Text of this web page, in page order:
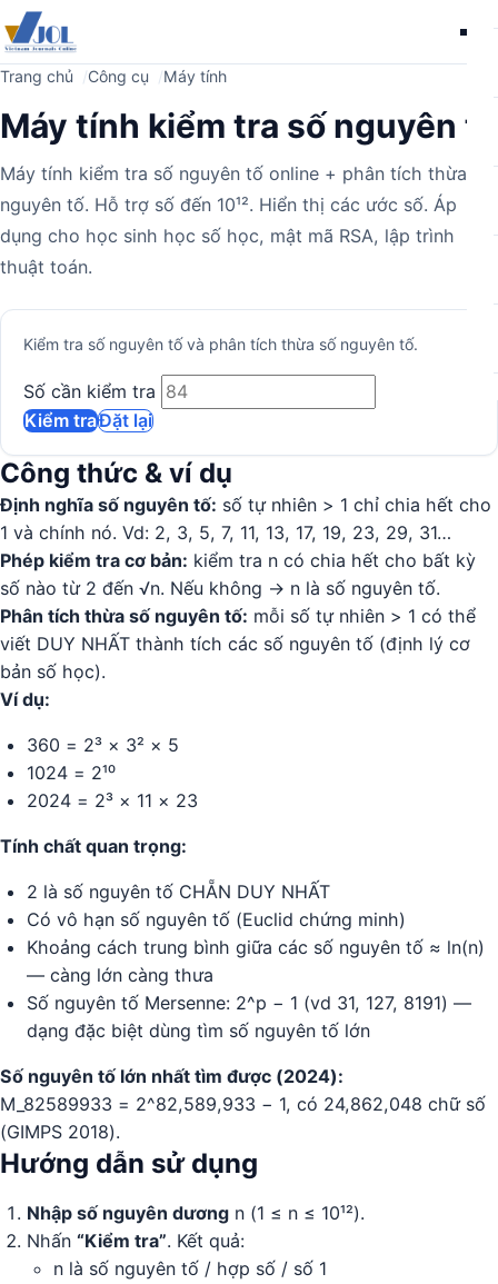
Trang chủ Công cụ Máy tính
Máy tính kiểm tra số nguyên tố
Máy tính kiểm tra số nguyên tố online + phân tích thừa số
nguyên tố. Hỗ trợ số đến 10¹². Hiển thị các ước số. Áp
dụng cho học sinh học số học, mật mã RSA, lập trình
thuật toán.
Máy
tính
Kiểm tra số nguyên tố và phân tích thừa số nguyên tố.
Số cần kiểm tra
Kiểm traĐặt lại
Công thức & ví dụ
Định nghĩa số nguyên tố: số tự nhiên > 1 chỉ chia hết cho
1 và chính nó. Vd: 2, 3, 5, 7, 11, 13, 17, 19, 23, 29, 31…
Phép kiểm tra cơ bản: kiểm tra n có chia hết cho bất kỳ
số nào từ 2 đến √n. Nếu không → n là số nguyên tố.
Phân tích thừa số nguyên tố: mỗi số tự nhiên > 1 có thể
viết DUY NHẤT thành tích các số nguyên tố (định lý cơ
bản số học).
Ví dụ:
360 = 2³ × 3² × 5
1024 = 2¹⁰
2024 = 2³ × 11 × 23
Tính chất quan trọng:
2 là số nguyên tố CHẴN DUY NHẤT
Có vô hạn số nguyên tố (Euclid chứng minh)
Khoảng cách trung bình giữa các số nguyên tố ≈ ln(n)
— càng lớn càng thưa
Số nguyên tố Mersenne: 2^p − 1 (vd 31, 127, 8191) —
dạng đặc biệt dùng tìm số nguyên tố lớn
Số nguyên tố lớn nhất tìm được (2024):
M_82589933 = 2^82,589,933 − 1, có 24,862,048 chữ số
(GIMPS 2018).
Hướng dẫn sử dụng
Nhập số nguyên dương n (1 ≤ n ≤ 10¹²).
Nhấn “Kiểm tra”. Kết quả:
n là số nguyên tố / hợp số / số 1